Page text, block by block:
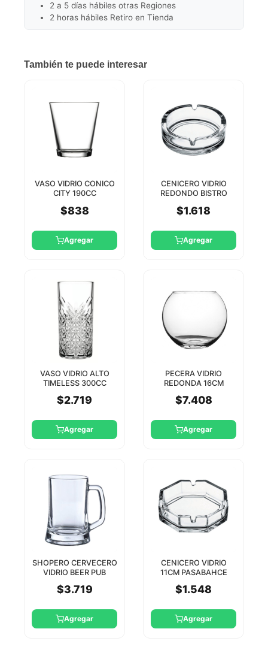
2 a 5 días hábiles otras Regiones
2 horas hábiles Retiro en Tienda
También te puede interesar
VASO VIDRIO CONICO
CITY 190CC
$838
Agregar
CENICERO VIDRIO
REDONDO BISTRO
$1.618
Agregar
VASO VIDRIO ALTO
TIMELESS 300CC
$2.719
Agregar
PECERA VIDRIO
REDONDA 16CM
$7.408
Agregar
SHOPERO CERVECERO
VIDRIO BEER PUB
$3.719
Agregar
CENICERO VIDRIO
11CM PASABAHCE
$1.548
Agregar